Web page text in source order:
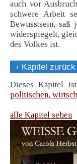
auch vor
schwere Arbeit
Bewusstsein, saß
widerspiegelt,
des Volkes ist.
‹ Kapitel zurück
Dieses Kapitel
politischen,
alle Kapitel sehen